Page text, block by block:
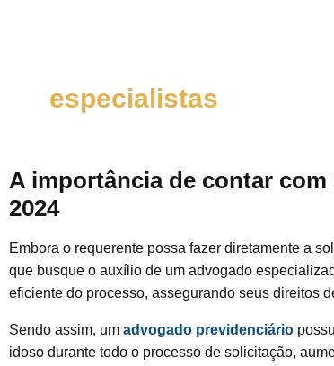
especialistas
A importância de contar
2024
Embora o requerente possa fazer diretamente a
que busque o auxílio de um advogado
eficiente do processo, assegurando seus direitos
Sendo assim, um advogado previdenciário
idoso durante todo o processo de solicitação,